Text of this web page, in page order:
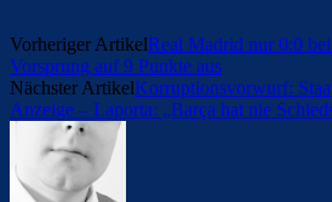
Vorheriger ArtikelReal Madrid nur 0:0
Vorsprung auf 9 Punkte aus
Nächster ArtikelKorruptionsvorwurf:
Anzeige – Laporta: „Barça hat nie